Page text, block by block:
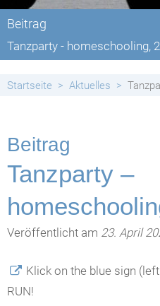
Beitrag
Tanzparty - homeschooling,
Startseite Aktuelles
Beitrag
Tanzparty –
Veröffentlicht am 23. April
Klick on the blue sign
RUN!